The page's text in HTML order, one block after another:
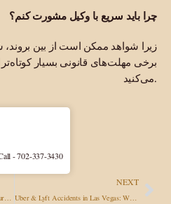
چرا باید سریع با وکیل مشورت کنم؟
زیرا شواهد ممکن است از بین
برخی مهلت‌های قانونی بسیار
می‌کنید.
Statute of Limitations for Personal Injury Claims: Nevada, Arizona & California Deadlines
NEXT
Uber & Lyft Accidents in Las Vegas: Who Pays and What Are Your Rights?
- 702-337-3430